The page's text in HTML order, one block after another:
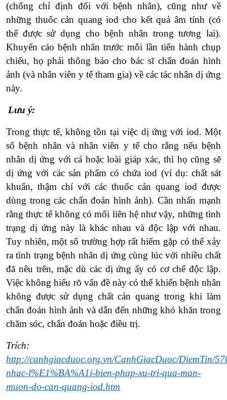
(chống chỉ định đối với bệnh nhân), cũng như về
những thuốc cản quang iod cho kết quả âm tính (có
thể được sử dụng cho bệnh nhân trong tương lai).
Khuyến cáo bệnh nhân trước mỗi lần tiến hành chụp
chiếu, họ phải thông báo cho bác sĩ chẩn đoán hình
ảnh (và nhân viên y tế tham gia) về các tác nhân dị ứng
này.
Lưu ý:
Trong thực tế, không tồn tại việc dị ứng với iod. Một
số bệnh nhân và nhân viên y tế cho rằng nếu bệnh
nhân dị ứng với cá hoặc loài giáp xác, thì họ cũng sẽ
dị ứng với các sản phẩm có chứa iod (ví dụ: chất sát
khuẩn, thậm chí với các thuốc cản quang iod được
dùng trong các chẩn đoán hình ảnh). Cần nhấn mạnh
rằng thực tế không có mối liên hệ như vậy, những tình
trạng dị ứng này là khác nhau và độc lập với nhau.
Tuy nhiên, một số trường hợp rất hiếm gặp có thể xảy
ra tình trạng bệnh nhân dị ứng cùng lúc với nhiều chất
đã nêu trên, mặc dù các dị ứng ấy có cơ chế độc lập.
Việc không hiểu rõ vấn đề này có thể khiến bệnh nhân
không được sử dụng chất cản quang trong khi làm
chẩn đoán hình ảnh và dẫn đến những khó khăn trong
chăm sóc, chẩn đoán hoặc điều trị.
Trích:
http://canhgiacduoc.org.vn/CanhGiacDuoc/DiemTin/
nhac-l%E1%BA%A1i-bien-phap-xu-tri-qua-man-
muon-do-can-quang-iod.htm